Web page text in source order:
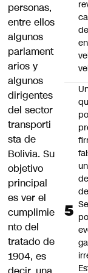
personas,
entre ellos
algunos
parlament
arios y
algunos
dirigentes
del sector
transporti
sta de
Bolivia. Su
objetivo
principal
es ver el
cumplimie
nto del
tratado de
1904, es
en